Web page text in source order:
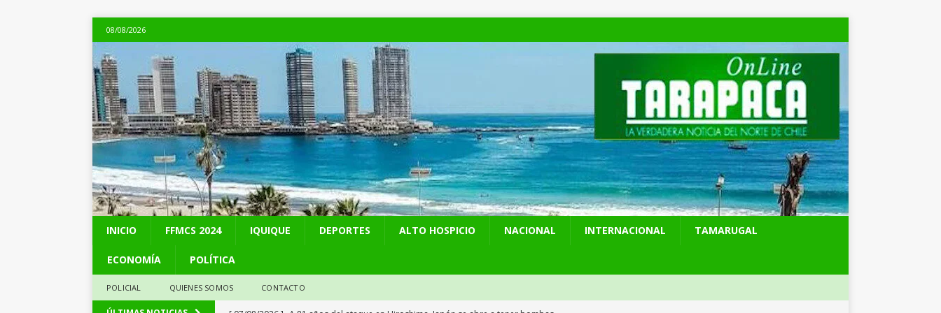
08/08/2026
INICIO FFMCS 2024 IQUIQUE DEPORTES ALTO HOSPICIO NACIONAL INTERNACIONAL TAMARUGAL
ECONOMÍA POLÍTICA
POLICIAL QUIENES SOMOS CONTACTO